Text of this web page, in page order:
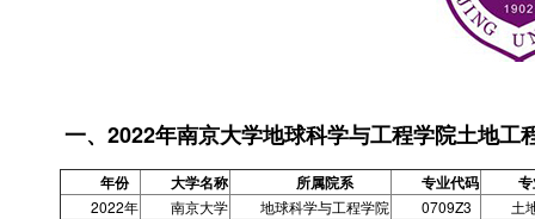
一、2022年南京大学地球科学与工程学院土地工
年份 大学名称 所属院系 专业代码
2022年 南京大学 地球科学与工程学院 0709Z3 土